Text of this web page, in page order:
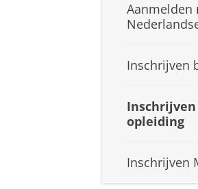
Aanmelden
Inschrijven
opleiding
Inschrijven